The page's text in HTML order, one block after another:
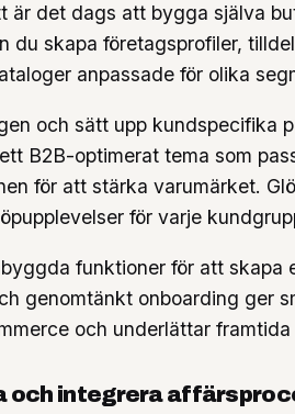
är det dags att bygga själva
du skapa företagsprofiler,
anpassade för olika
och sätt upp kundspecifika
B2B-optimerat tema som
för att stärka varumärket.
för varje
funktioner för att skapa
genomtänkt onboarding ger
och underlättar framtida
och integrera